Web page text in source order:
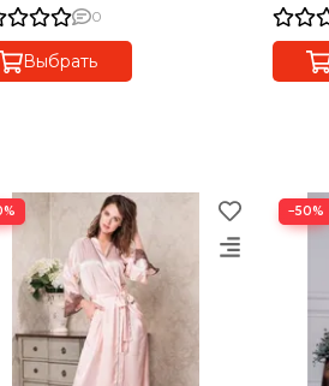
0
Выбрать
−50%